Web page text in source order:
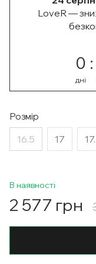
LoveR —
0
дні
Розмір
16.5 17
В наявності
2 577 грн